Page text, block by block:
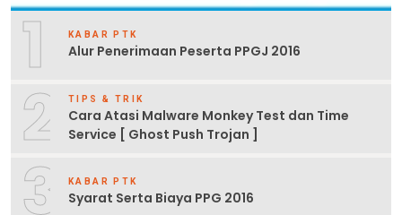
1 KABAR PTK
Alur Penerimaan Peserta PPGJ 2016
2 TIPS & TRIK
Cara Atasi Malware Monkey Test dan Time
Service [ Ghost Push Trojan ]
3 KABAR PTK
Syarat Serta Biaya PPG 2016